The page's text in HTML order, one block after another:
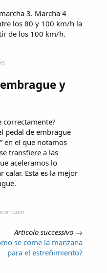
3. Marcha 4
los 80 y 100 km/h la
de los 100 km/h.
y
correctamente?
pedal de embrague
en el que notamos
transfiere a las
aceleramos lo
calar. Esta es la mejor
Articolo successivo →
se come la manzana
para el estreñimiento?